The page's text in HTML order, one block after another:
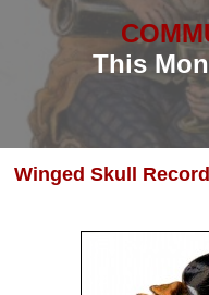
This
Winged Skull